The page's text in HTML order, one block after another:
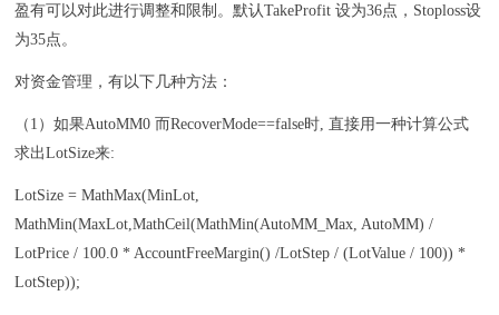
盈有可以对此进行调整和限制。默认TakeProfit 设为36点，Stoploss设
为35点。
对资金管理，有以下几种方法：
（1）如果AutoMM0 而RecoverMode==false时, 直接用一种计算公式
求出LotSize来:
LotSize = MathMax(MinLot,
MathMin(MaxLot,MathCeil(MathMin(AutoMM_Max, AutoMM) /
LotPrice / 100.0 * AccountFreeMargin() /LotStep / (LotValue / 100)) *
LotStep));